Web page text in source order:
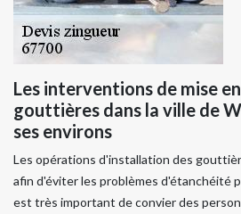
Les interventions de mise
gouttières dans la ville de
ses environs
Les opérations d'installation des
afin d'éviter les problèmes d'étanchéité
est très important de convier des